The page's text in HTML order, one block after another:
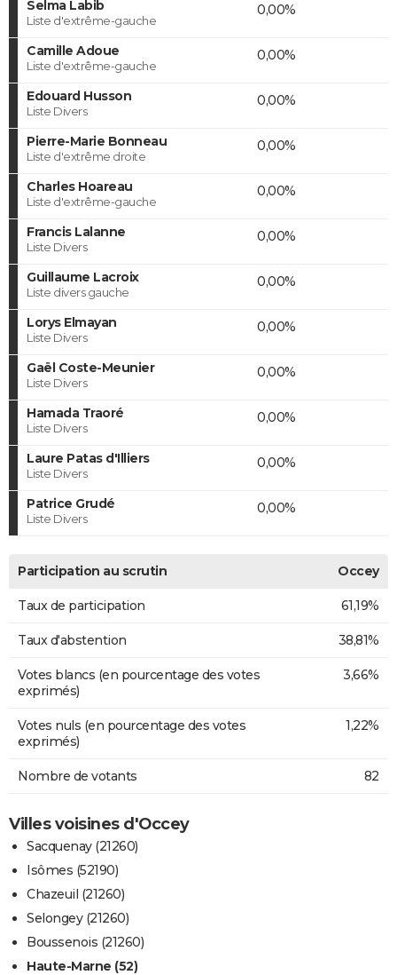
Selma Labib
Liste d'extrême-gauche
0,00%
Camille Adoue
Liste d'extrême-gauche
0,00%
Edouard Husson
Liste Divers
0,00%
Pierre-Marie Bonneau
Liste d'extrême droite
0,00%
Charles Hoareau
Liste d'extrême-gauche
0,00%
Francis Lalanne
Liste Divers
0,00%
Guillaume Lacroix
Liste divers gauche
0,00%
Lorys Elmayan
Liste Divers
0,00%
Gaël Coste-Meunier
Liste Divers
0,00%
Hamada Traoré
Liste Divers
0,00%
Laure Patas d'Illiers
Liste Divers
0,00%
Patrice Grudé
Liste Divers
0,00%
Participation au scrutin Occey
Taux de participation 61,19%
Taux d'abstention 38,81%
Votes blancs (en pourcentage des votes
exprimés)
3,66%
Votes nuls (en pourcentage des votes
exprimés)
1,22%
Nombre de votants 82
Villes voisines d'Occey
Sacquenay (21260)
Isômes (52190)
Chazeuil (21260)
Selongey (21260)
Boussenois (21260)
Haute-Marne (52)